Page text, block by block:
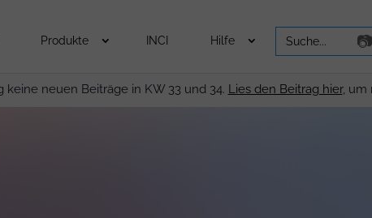
Produkte INCI Hilfe
Search
for:
📷
neuen Beiträge in KW 33 und 34. Lies den Beitrag hier, um